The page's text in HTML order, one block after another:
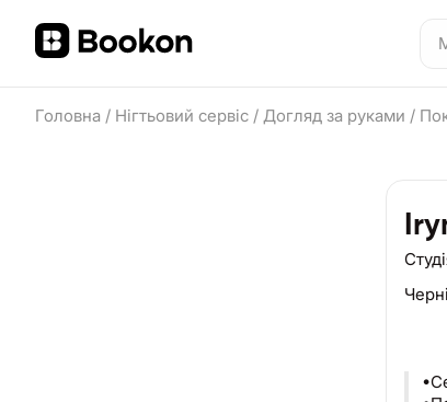
Головна / Нігтьовий сервіс / Догляд за руками /